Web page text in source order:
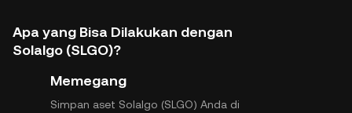
Apa yang Bisa Dilakukan dengan
Solalgo (SLGO)?
Memegang
Simpan aset Solalgo (SLGO) Anda di